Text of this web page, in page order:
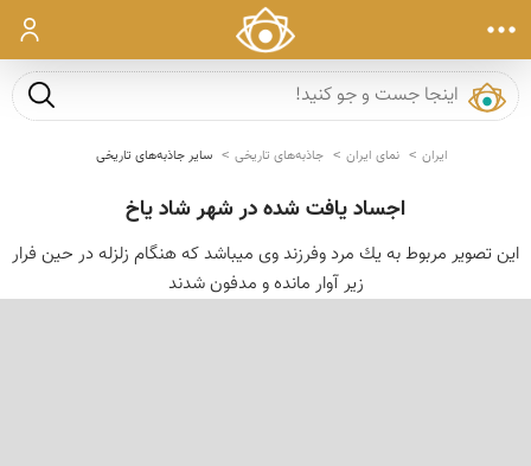
ورود
جست و
ایران نمای ایران جاذبه‌های تاریخی سایر جاذبه‌های تاریخی
اجساد یافت شده در شهر شاد یاخ
این تصویر مربوط به یك مرد وفرزند وی میباشد كه هنگام زلزله در حین فرار
زیر آوار مانده و مدفون شدند